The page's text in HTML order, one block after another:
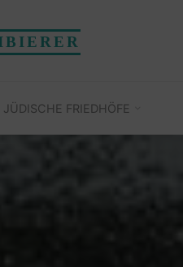
JÜDISCHE FRIEDHÖFE